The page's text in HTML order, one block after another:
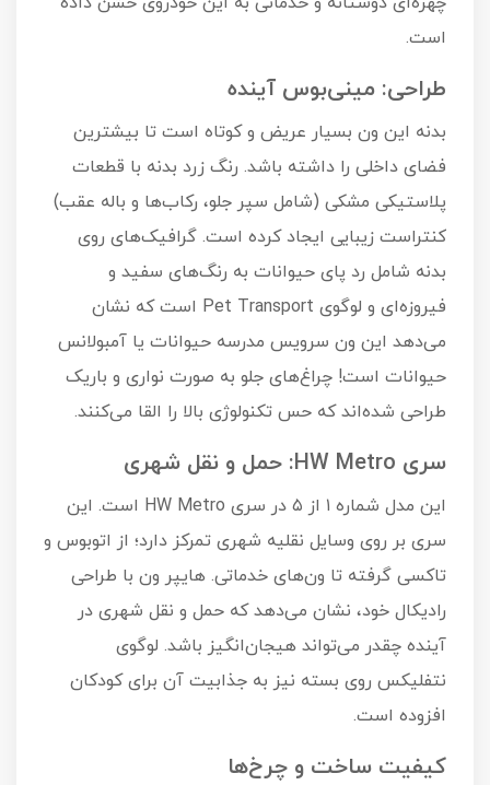
است.
طراحی: مینی‌بوس آینده
بدنه این ون بسیار عریض و کوتاه است تا بیشترین
فضای داخلی را داشته باشد. رنگ زرد بدنه با قطعات
پلاستیکی مشکی (شامل سپر جلو، رکاب‌ها و باله عقب)
کنتراست زیبایی ایجاد کرده است. گرافیک‌های روی
بدنه شامل رد پای حیوانات به رنگ‌های سفید و
فیروزه‌ای و لوگوی Pet Transport است که نشان
می‌دهد این ون سرویس مدرسه حیوانات یا آمبولانس
حیوانات است! چراغ‌های جلو به صورت نواری و باریک
طراحی شده‌اند که حس تکنولوژی بالا را القا می‌کنند.
سری HW Metro: حمل و نقل شهری
این مدل شماره ۱ از ۵ در سری HW Metro است. این
سری بر روی وسایل نقلیه شهری تمرکز دارد؛ از اتوبوس و
تاکسی گرفته تا ون‌های خدماتی. هایپر ون با طراحی
رادیکال خود، نشان می‌دهد که حمل و نقل شهری در
آینده چقدر می‌تواند هیجان‌انگیز باشد. لوگوی
نتفلیکس روی بسته نیز به جذابیت آن برای کودکان
افزوده است.
کیفیت ساخت و چرخ‌ها